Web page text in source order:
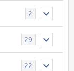
2
29
22